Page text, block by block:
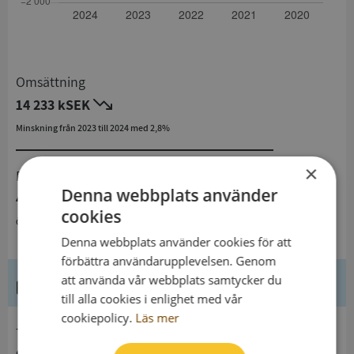
Omsättning
14 233 kSEK
Minskning från 2023 till 2024 med 2,8%
Resultat
491 kSEK
Ökning från 2023 till 2024
Kontaktuppgifter
×
Denna webbplats använder
cookies
Denna webbplats använder cookies för att
förbättra användarupplevelsen. Genom
att använda vår webbplats samtycker du
till alla cookies i enlighet med vår
cookiepolicy. Läs mer